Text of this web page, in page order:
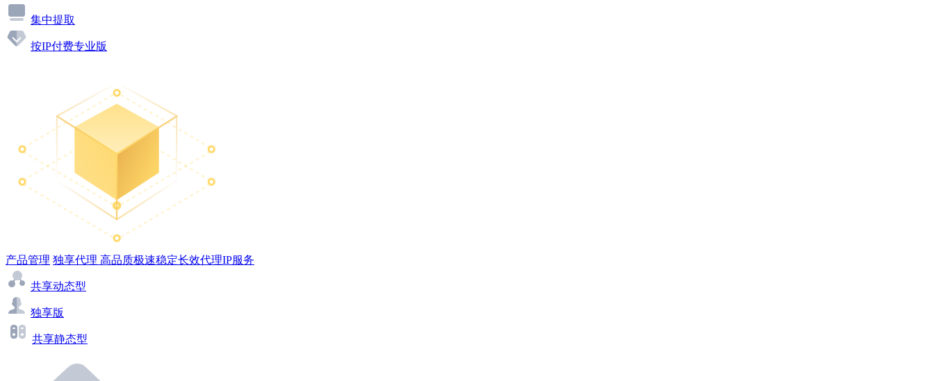
集中提取
按IP付费专业版
产品管理 独享代理 高品质极速稳定长效代理IP服务
共享动态型
独享版
共享静态型